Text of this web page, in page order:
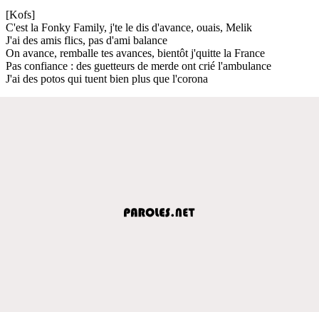
[Kofs]
C'est la Fonky Family, j'te le dis d'avance, ouais, Melik
J'ai des amis flics, pas d'ami balance
On avance, remballe tes avances, bientôt j'quitte la France
Pas confiance : des guetteurs de merde ont crié l'ambulance
J'ai des potos qui tuent bien plus que l'corona